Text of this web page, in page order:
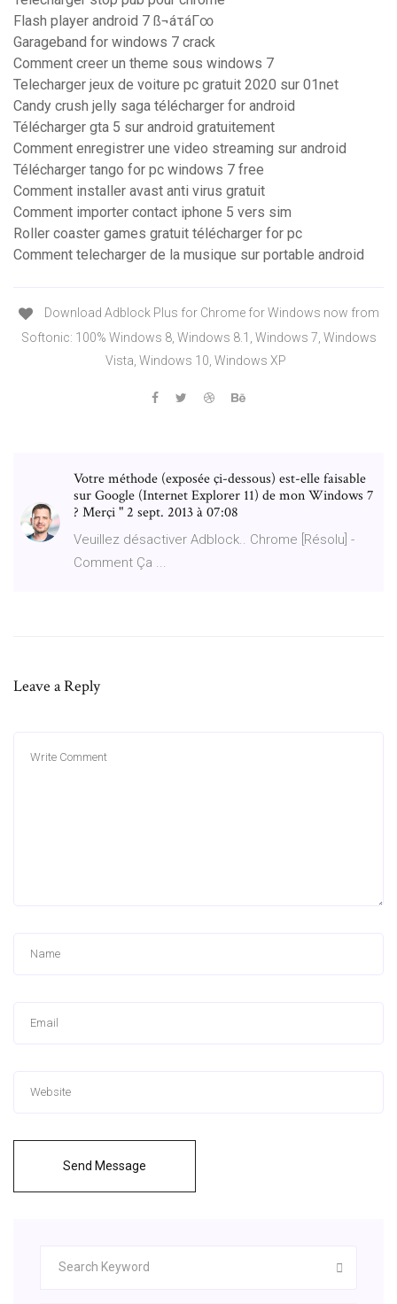
Flash player android 7 ß¬áτáΓ∞
Garageband for windows 7 crack
Comment creer un theme sous windows 7
Telecharger jeux de voiture pc gratuit 2020 sur 01net
Candy crush jelly saga télécharger for android
Télécharger gta 5 sur android gratuitement
Comment enregistrer une video streaming sur android
Télécharger tango for pc windows 7 free
Comment installer avast anti virus gratuit
Comment importer contact iphone 5 vers sim
Roller coaster games gratuit télécharger for pc
Comment telecharger de la musique sur portable android
Download Adblock Plus for Chrome for Windows now from
Softonic: 100% Windows 8, Windows 8.1, Windows 7, Windows
Vista, Windows 10, Windows XP
Votre méthode (exposée çi-dessous) est-elle faisable
sur Google (Internet Explorer 11) de mon Windows 7
? Merçi " 2 sept. 2013 à 07:08
Veuillez désactiver Adblock.. Chrome [Résolu] -
Comment Ça ...
Leave a Reply
Send Message